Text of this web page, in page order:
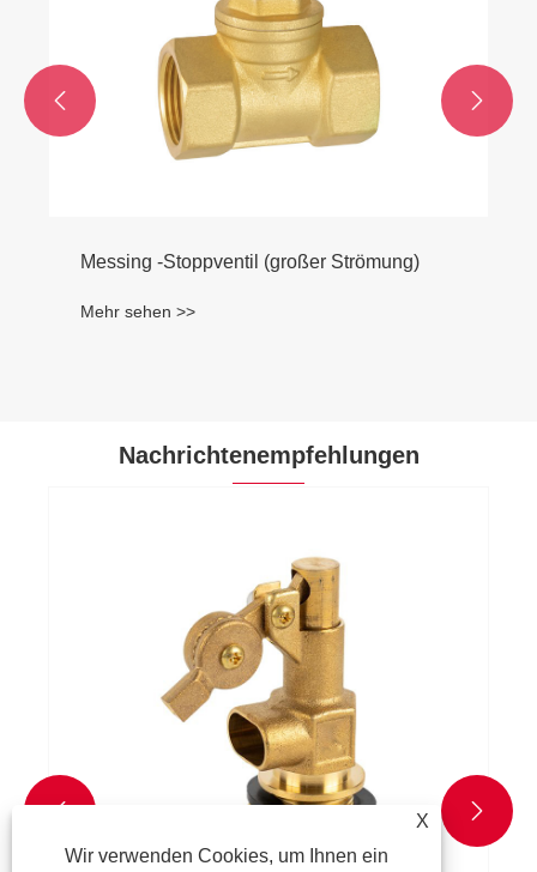
Messing -Stoppventil (großer Strömung)
Mehr sehen >>
 
Nachrichtenempfehlungen
 
X
Wir verwenden Cookies, um Ihnen ein